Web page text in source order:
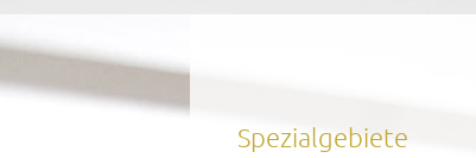
Spezialgebiete